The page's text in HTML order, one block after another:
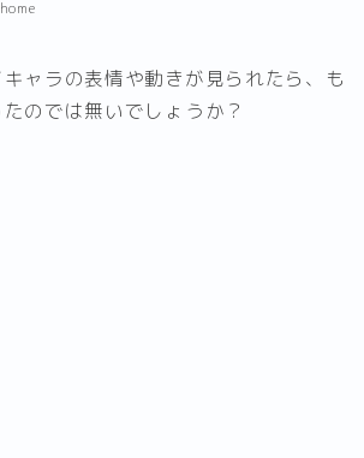
ャラの表情や動きが見られたら、も
のでは無いでしょうか？